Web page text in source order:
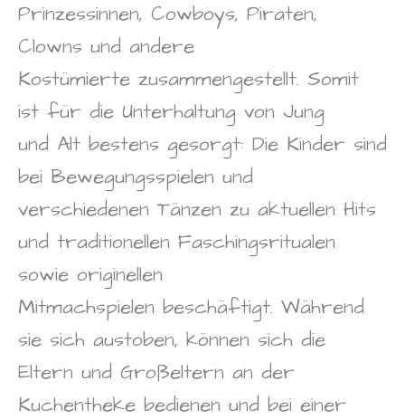
Prinzessinnen, Cowboys, Piraten,
Clowns und andere
Kostümierte zusammengestellt. Somit
ist für die Unterhaltung von Jung
und Alt bestens gesorgt: Die Kinder sind
bei Bewegungsspielen und
verschiedenen Tänzen zu aktuellen Hits
und traditionellen Faschingsritualen
sowie originellen
Mitmachspielen beschäftigt. Während
sie sich austoben, können sich die
Eltern und Großeltern an der
Kuchentheke bedienen und bei einer